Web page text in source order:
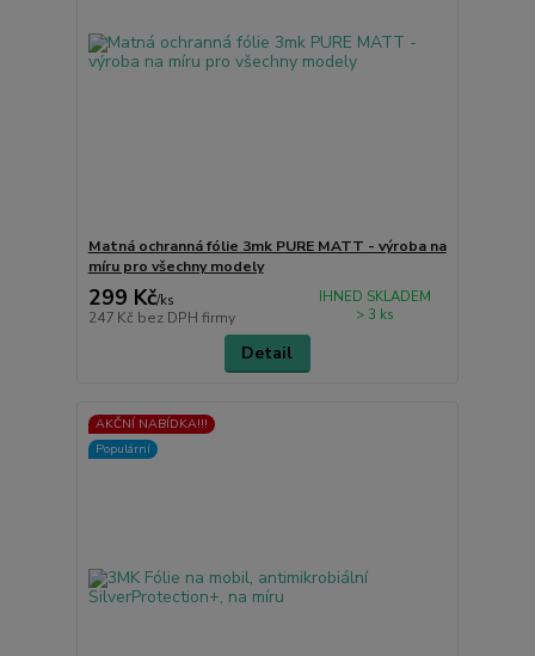
Matná ochranná fólie 3mk PURE MATT - výroba na
míru pro všechny modely
299 Kč/ks
247 Kč bez DPH firmy
IHNED SKLADEM
> 3 ks
Detail
AKČNÍ NABÍDKA!!!
Populární